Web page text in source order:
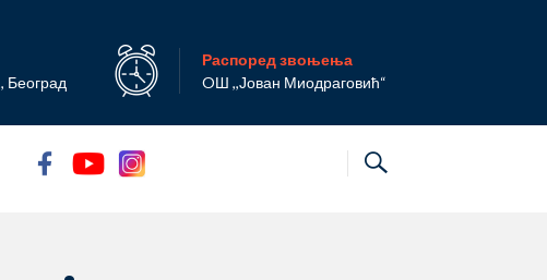
Београд
Распоред звоњења
OШ ,,Јован Миодраговић“